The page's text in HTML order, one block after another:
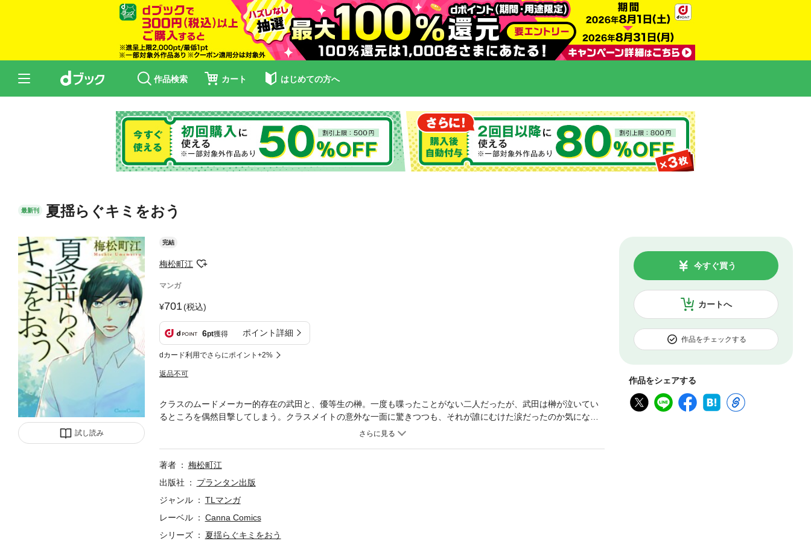
作品検索 カート はじめての方へ
最新刊 夏揺らぐキミをおう
試し読み
完結
梅松町江
マンガ
701(税込)
6pt獲得 ポイント詳細
dカード利用でさらにポイント+2%
返品不可
カートへ
今すぐ買う
作品をチェックする
作品をシェアする
クラスのムードメーカー的存在の武田と、優等生の榊。一度も喋ったことがない二人だったが、武田は榊が泣いてい
るところを偶然目撃してしまう。クラスメイトの意外な一面に驚きつつも、それが誰にむけた涙だったのか気になり
著者
梅松町江
出版社
プランタン出版
ジャンル
TLマンガ
レーベル
Canna Comics
シリーズ
夏揺らぐキミをおう